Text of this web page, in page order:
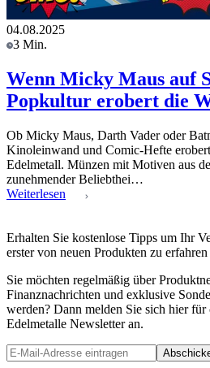
04.08.2025
3 Min.
Wenn Micky Maus auf
Popkultur erobert die
Ob Micky Maus, Darth Vader oder
Kinoleinwand und Comic-Hefte
Edelmetall. Münzen mit Motiven aus
zunehmender Beliebthei…
Weiterlesen
Erhalten Sie kostenlose Tipps um Ihr
erster von neuen Produkten zu erfahren
Sie möchten regelmäßig über
Finanznachrichten und exklusive
werden? Dann melden Sie sich hier
Edelmetalle Newsletter an.